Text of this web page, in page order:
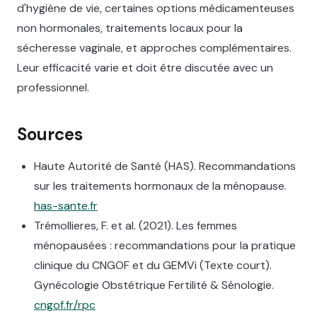
d'hygiène de vie, certaines options médicamenteuses
non hormonales, traitements locaux pour la
sécheresse vaginale, et approches complémentaires.
Leur efficacité varie et doit être discutée avec un
professionnel.
Sources
Haute Autorité de Santé (HAS). Recommandations
sur les traitements hormonaux de la ménopause.
has-sante.fr
Trémollieres, F. et al. (2021). Les femmes
ménopausées : recommandations pour la pratique
clinique du CNGOF et du GEMVi (Texte court).
Gynécologie Obstétrique Fertilité & Sénologie.
cngof.fr/rpc